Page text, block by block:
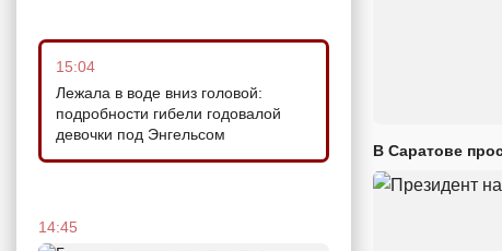
15:04
Лежала в воде вниз головой:
подробности гибели годовалой
девочки под Энгельсом
14:45
В Саратове